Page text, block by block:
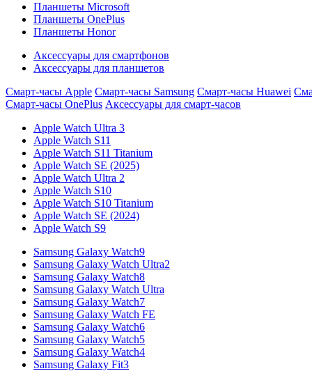
Планшеты Microsoft
Планшеты OnePlus
Планшеты Honor
Аксессуары для смартфонов
Аксессуары для планшетов
Смарт-часы Apple Смарт-часы Samsung Смарт-часы Huawei
Смарт-часы OnePlus Аксессуары для смарт-часов
Apple Watch Ultra 3
Apple Watch S11
Apple Watch S11 Titanium
Apple Watch SE (2025)
Apple Watch Ultra 2
Apple Watch S10
Apple Watch S10 Titanium
Apple Watch SE (2024)
Apple Watch S9
Samsung Galaxy Watch9
Samsung Galaxy Watch Ultra2
Samsung Galaxy Watch8
Samsung Galaxy Watch Ultra
Samsung Galaxy Watch7
Samsung Galaxy Watch FE
Samsung Galaxy Watch6
Samsung Galaxy Watch5
Samsung Galaxy Watch4
Samsung Galaxy Fit3